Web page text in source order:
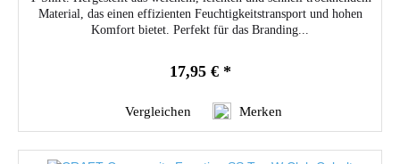
Material, das einen effizienten Feuchtigkeitstransport und hohen
Komfort bietet. Perfekt für das Branding...
17,95 € *
Vergleichen Merken